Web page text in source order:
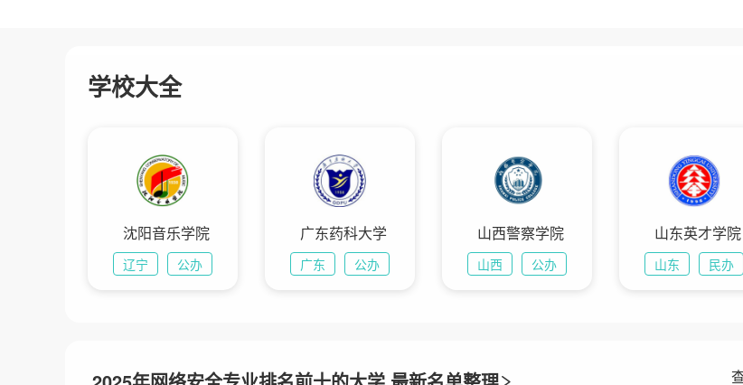
学校大全
沈阳音乐学院
辽宁 公办
广东药科大学
广东 公办
山西警察学院
山西 公办
山东英才学院
山东 民办